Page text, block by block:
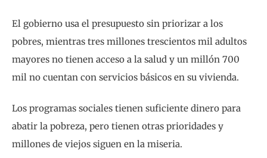
El gobierno usa el presupuesto sin priorizar a los
pobres, mientras tres millones trescientos mil adultos
mayores no tienen acceso a la salud y un millón 700
mil no cuentan con servicios básicos en su vivienda.
Los programas sociales tienen suficiente dinero para
abatir la pobreza, pero tienen otras prioridades y
millones de viejos siguen en la miseria.